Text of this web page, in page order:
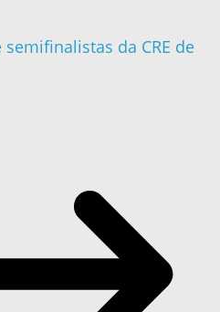
da CRE de